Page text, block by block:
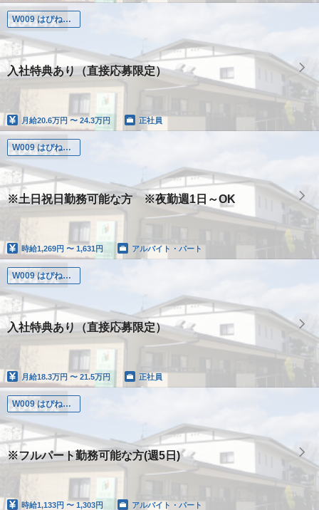
W009 はぴね可児
入社特典あり（直接応募限定）
月給20.6万円 〜 24.3万円 正社員
W009 はぴね可児
※土日祝日勤務可能な方 ※夜勤週1日～OK
時給1,269円 〜 1,631円 アルバイト・パート
W009 はぴね可児
入社特典あり（直接応募限定）
月給18.3万円 〜 21.5万円 正社員
W009 はぴね可児
※フルパート勤務可能な方(週5日)
時給1,133円 〜 1,303円 アルバイト・パート